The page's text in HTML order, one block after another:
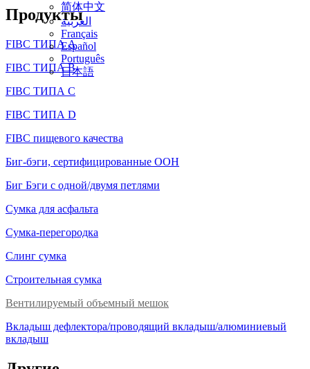
简体中文
العربية
Français
Español
Português
日本語
Продукты
FIBC ТИПА А
FIBC ТИПА B
FIBC ТИПА C
FIBC ТИПА D
FIBC пищевого качества
Биг-бэги, сертифицированные ООН
Биг Бэги с одной/двумя петлями
Сумка для асфальта
Сумка-перегородка
Слинг сумка
Строительная сумка
Вентилируемый объемный мешок
Вкладыш дефлектора/проводящий вкладыш/алюминиевый
вкладыш